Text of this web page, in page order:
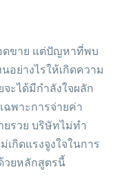
ดขาย แต่ปัญหาที่พบ
อย่างไรให้เกิดความ
ะได้มีกำลังใจผลัก
ฉพาะการจ่ายค่า
รวย บริษัทไม่ทำ
กิดแรงจูงใจในการ
วยหลักสูตรนี้